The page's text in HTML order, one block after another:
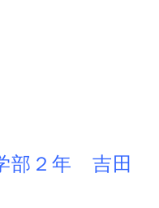
部２年 吉田